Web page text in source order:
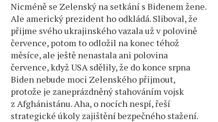
Nicméně se Zelenský na setkání s Bidenem žene.
Ale americký prezident ho odkládá. Sliboval, že
přijme svého ukrajinského vazala už v polovině
července, potom to odložil na konec téhož
měsíce, ale ještě nenastala ani polovina
července, když USA sdělily, že do konce srpna
Biden nebude moci Zelenského přijmout,
protože je zaneprázdněný stahováním vojsk
z Afghánistánu. Aha, o nocích nespí, řeší
strategické úkoly zajištění bezpečného stažení.